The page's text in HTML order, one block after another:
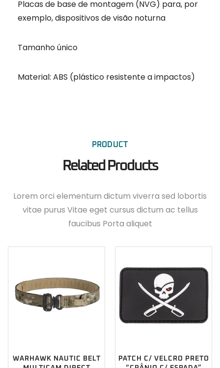
Placas de base de montagem (NVG) para, por
exemplo, dispositivos de visão noturna
Tamanho único
Material: ABS (plástico resistente a impactos)
PRODUCT
Related Products
Lorem orci elementum dictum viverra sed lobortis
vitae purus Vitae eget cursus dictum ac tellus
faucibus Porta aliquet
WARHAWK NAUTIC BELT
PATCH C/ VELCRO PRETO